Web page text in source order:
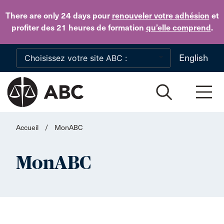
There are only 24 dayspour renouveler votre adhésion et
profiter des 21 heures de formation qu’elle comprend.
Skip to main content
English
Accueil / MonABC
MonABC